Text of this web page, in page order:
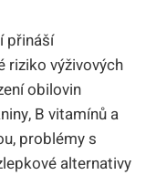
přináší
riziko výživových
obilovin
B vitamínů a
problémy s
alternativy